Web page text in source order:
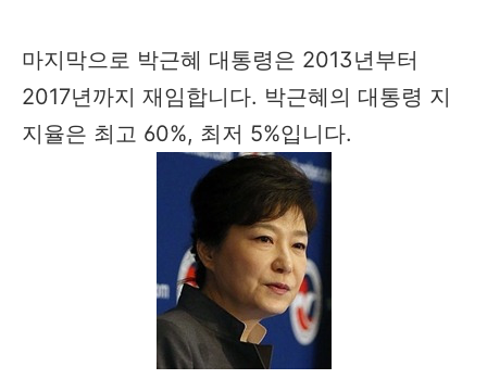
마지막으로 박근혜 대통령은 2013년부터
2017년까지 재임합니다. 박근혜의 대통령 지
지율은 최고 60%, 최저 5%입니다.